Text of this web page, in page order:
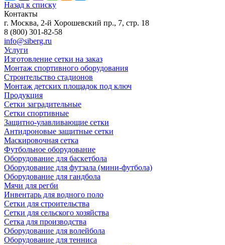
Назад к списку
Контакты
г. Москва, 2-й Хорошевский пр., 7, стр. 18
8 (800) 301-82-58
info@siberg.ru
Услуги
Изготовление сетки на заказ
Монтаж спортивного оборудования
Строительство стадионов
Монтаж детских площадок под ключ
Продукция
Сетки заградительные
Сетки спортивные
Защитно-улавливающие сетки
Антидроновые защитные сетки
Маскировочная сетка
Футбольное оборудование
Оборудование для баскетбола
Оборудование для футзала (мини-футбола)
Оборудование для гандбола
Мячи для регби
Инвентарь для водного поло
Сетки для строительства
Сетки для сельского хозяйства
Сетка для производства
Оборудование для волейбола
Оборудование для тенниса